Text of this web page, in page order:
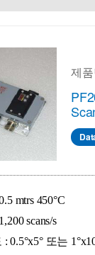
제
mtrs 450°C
scans/s
0.5°x5° 또는